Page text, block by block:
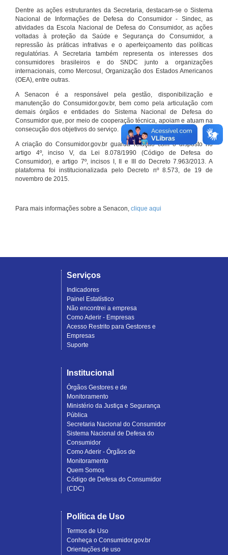
Dentre as ações estruturantes da Secretaria, destacam-se o Sistema
Nacional de Informações de Defesa do Consumidor - Sindec, as
atividades da Escola Nacional de Defesa do Consumidor, as ações
voltadas à proteção da Saúde e Segurança do Consumidor, a
repressão às práticas infrativas e o aperfeiçoamento das políticas
regulatórias. A Secretaria também representa os interesses dos
consumidores brasileiros e do SNDC junto a organizações
internacionais, como Mercosul, Organização dos Estados Americanos
(OEA), entre outras.
A Senacon é a responsável pela gestão, disponibilização e
manutenção do Consumidor.gov.br, bem como pela articulação com
demais órgãos e entidades do Sistema Nacional de Defesa do
Consumidor que, por meio de cooperação técnica, apoiam e atuam na
consecução dos objetivos do serviço.
A criação do Consumidor.gov.br guarda relação com o disposto no
artigo 4º, inciso V, da Lei 8.078/1990 (Código de Defesa do
Consumidor), e artigo 7º, incisos I, II e III do Decreto 7.963/2013. A
plataforma foi institucionalizada pelo Decreto nº 8.573, de 19 de
novembro de 2015.
Para mais informações sobre a Senacon, clique aqui
Serviços
Indicadores
Painel Estatístico
Não encontrei a empresa
Como Aderir - Empresas
Acesso Restrito para Gestores e
Empresas
Suporte
Institucional
Órgãos Gestores e de
Monitoramento
Ministério da Justiça e Segurança
Pública
Secretaria Nacional do Consumidor
Sistema Nacional de Defesa do
Consumidor
Como Aderir - Órgãos de
Monitoramento
Quem Somos
Código de Defesa do Consumidor
(CDC)
Política de Uso
Termos de Uso
Conheça o Consumidor.gov.br
Orientações de uso